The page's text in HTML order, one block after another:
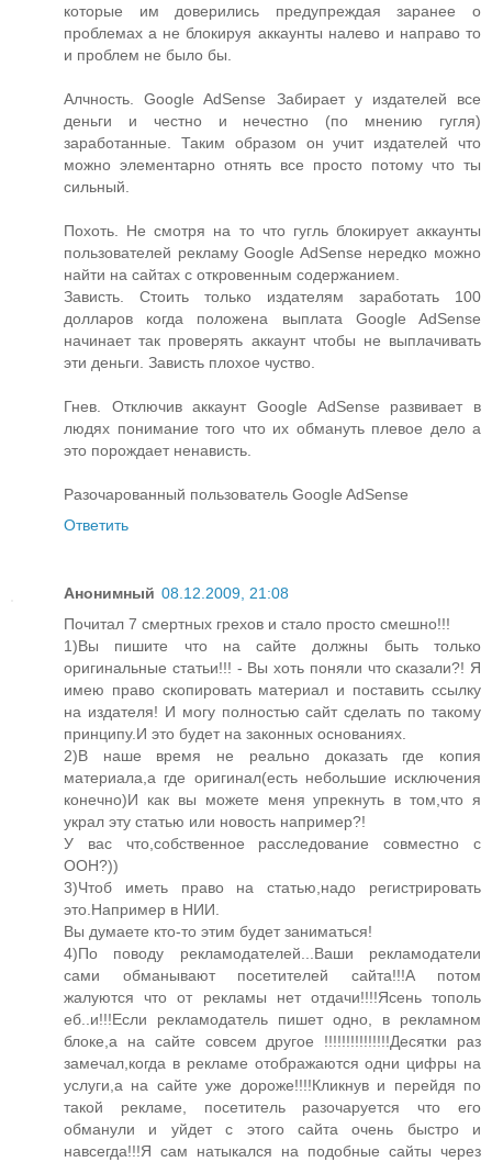
которые им доверились предупреждая заранее о
проблемах а не блокируя аккаунты налево и направо то
и проблем не было бы.
Алчность. Google AdSense Забирает у издателей все
деньги и честно и нечестно (по мнению гугля)
заработанные. Таким образом он учит издателей что
можно элементарно отнять все просто потому что ты
сильный.
Похоть. Не смотря на то что гугль блокирует аккаунты
пользователей рекламу Google AdSense нередко можно
найти на сайтах с откровенным содержанием.
Зависть. Стоить только издателям заработать 100
долларов когда положена выплата Google AdSense
начинает так проверять аккаунт чтобы не выплачивать
эти деньги. Зависть плохое чуство.
Гнев. Отключив аккаунт Google AdSense развивает в
людях понимание того что их обмануть плевое дело а
это порождает ненависть.
Разочарованный пользователь Google AdSense
Ответить
Анонимный 08.12.2009, 21:08
Почитал 7 смертных грехов и стало просто смешно!!!
1)Вы пишите что на сайте должны быть только
оригинальные статьи!!! - Вы хоть поняли что сказали?! Я
имею право скопировать материал и поставить ссылку
на издателя! И могу полностью сайт сделать по такому
принципу.И это будет на законных основаниях.
2)В наше время не реально доказать где копия
материала,а где оригинал(есть небольшие исключения
конечно)И как вы можете меня упрекнуть в том,что я
украл эту статью или новость например?!
У вас что,собственное расследование совместно с
ООН?))
3)Чтоб иметь право на статью,надо регистрировать
это.Например в НИИ.
Вы думаете кто-то этим будет заниматься!
4)По поводу рекламодателей...Ваши рекламодатели
сами обманывают посетителей сайта!!!А потом
жалуются что от рекламы нет отдачи!!!!Ясень тополь
еб..и!!!Если рекламодатель пишет одно, в рекламном
блоке,а на сайте совсем другое !!!!!!!!!!!!!!!Десятки раз
замечал,когда в рекламе отображаются одни цифры на
услуги,а на сайте уже дороже!!!!Кликнув и перейдя по
такой рекламе, посетитель разочаруется что его
обманули и уйдет с этого сайта очень быстро и
навсегда!!!Я сам натыкался на подобные сайты через